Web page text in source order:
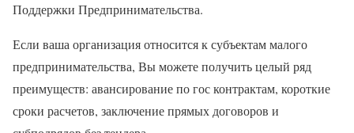
Поддержки Предпринимательства.
Если ваша организация относится к субъектам малого
предпринимательства, Вы можете получить целый ряд
преимуществ: авансирование по гос контрактам, короткие
сроки расчетов, заключение прямых договоров и